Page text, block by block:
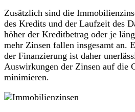
Zusätzlich sind die
des Kredits und der Laufzeit des
höher der Kreditbetrag oder je
mehr Zinsen fallen insgesamt an.
der Finanzierung ist daher
Auswirkungen der Zinsen auf die
minimieren.